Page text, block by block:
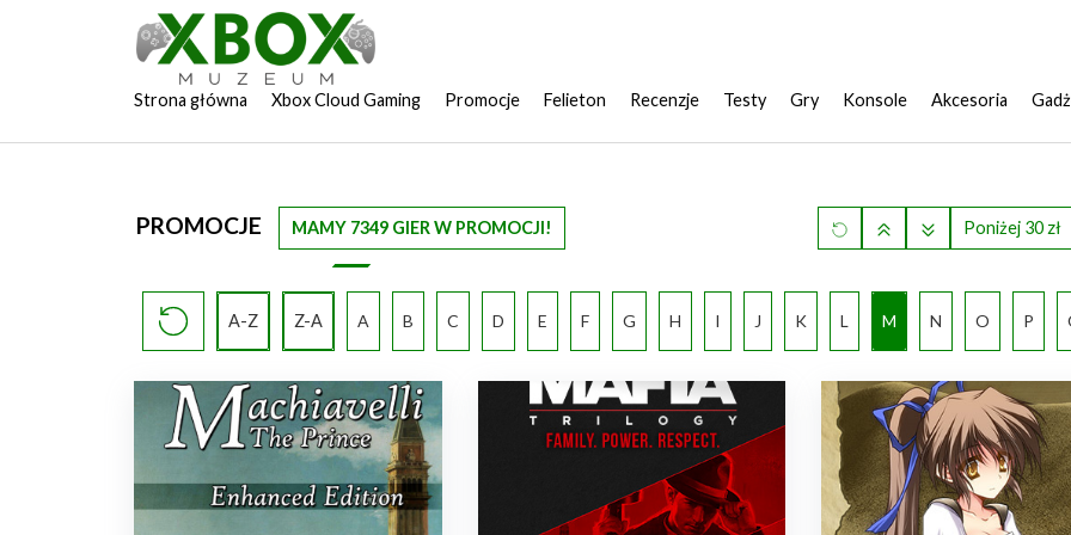
Strona główna Xbox Cloud Gaming Promocje Felieton Recenzje Testy Gry Konsole Akcesoria
PROMOCJE MAMY 7349 GIER W PROMOCJI! Poniżej 30 zł
A-Z Z-A A B C D E F G H I J K L M N O P